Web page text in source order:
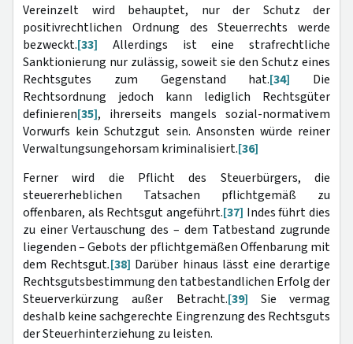
Vereinzelt wird behauptet, nur der Schutz der
positivrechtlichen Ordnung des Steuerrechts werde
bezweckt.[33] Allerdings ist eine strafrechtliche
Sanktionierung nur zulässig, soweit sie den Schutz eines
Rechtsgutes zum Gegenstand hat.[34] Die
Rechtsordnung jedoch kann lediglich Rechtsgüter
definieren[35], ihrerseits mangels sozial-normativem
Vorwurfs kein Schutzgut sein. Ansonsten würde reiner
Verwaltungsungehorsam kriminalisiert.[36]
Ferner wird die Pflicht des Steuerbürgers, die
steuererheblichen Tatsachen pflichtgemäß zu
offenbaren, als Rechtsgut angeführt.[37] Indes führt dies
zu einer Vertauschung des – dem Tatbestand zugrunde
liegenden – Gebots der pflichtgemäßen Offenbarung mit
dem Rechtsgut.[38] Darüber hinaus lässt eine derartige
Rechtsgutsbestimmung den tatbestandlichen Erfolg der
Steuerverkürzung außer Betracht.[39] Sie vermag
deshalb keine sachgerechte Eingrenzung des Rechtsguts
der Steuerhinterziehung zu leisten.